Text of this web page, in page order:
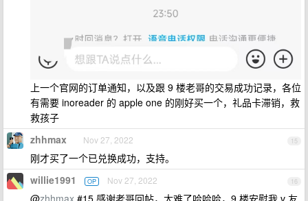
上一个官网的订单通知，以及跟 9 楼老哥的交易成功记录，各位
有需要 inoreader 的 apple one 的刚好买一个，礼品卡滞销，救
救孩子
15
zhhmax Nov 27, 2022
刚才买了一个已兑换成功，支持。
16
willie1991 OP Nov 27, 2022
@zhhmax #15 感谢老哥回帖，太难了哈哈哈，9 楼安慰我 v 友